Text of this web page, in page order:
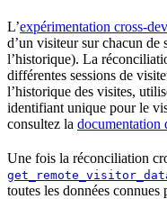
L’expérimentation cross-
d’un visiteur sur chacun de
l’historique). La
différentes sessions de
l’historique des visites,
identifiant unique pour le
consultez la documentation
Une fois la réconciliation
toutes les données